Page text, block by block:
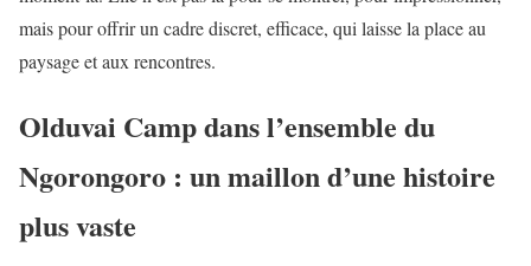
mais pour offrir un cadre discret, efficace, qui laisse la place au
paysage et aux rencontres.
Olduvai Camp dans l’ensemble du
Ngorongoro : un maillon d’une histoire
plus vaste